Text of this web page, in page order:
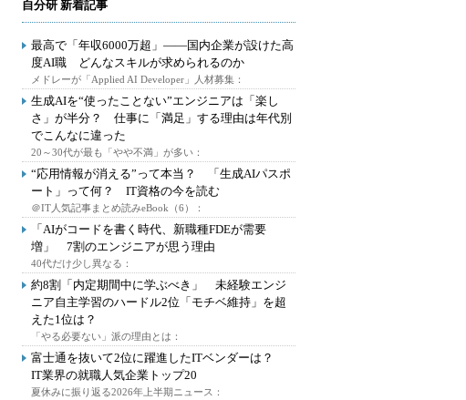
自分研 新着記事
最高で「年収6000万超」――国内企業が設けた高
度AI職 どんなスキルが求められるのか
メドレーが「Applied AI Developer」人材募集：
生成AIを“使ったことない”エンジニアは「楽し
さ」が半分？ 仕事に「満足」する理由は年代別
でこんなに違った
20～30代が最も「やや不満」が多い：
“応用情報が消える”って本当？ 「生成AIパスポ
ート」って何？ IT資格の今を読む
＠IT人気記事まとめ読みeBook（6）：
「AIがコードを書く時代、新職種FDEが需要
増」 7割のエンジニアが思う理由
40代だけ少し異なる：
約8割「内定期間中に学ぶべき」 未経験エンジ
ニア自主学習のハードル2位「モチベ維持」を超
えた1位は？
「やる必要ない」派の理由とは：
富士通を抜いて2位に躍進したITベンダーは？
IT業界の就職人気企業トップ20
夏休みに振り返る2026年上半期ニュース：